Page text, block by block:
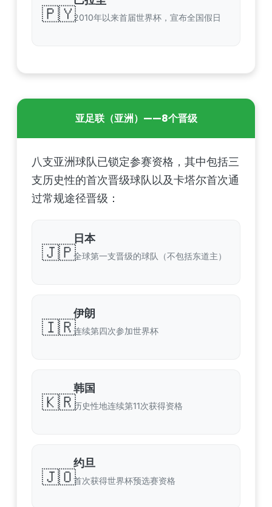
🇵🇾2010年以来首届世界杯，宣布全国假日
亚足联（亚洲）——8个晋级
八支亚洲球队已锁定参赛资格，其中包括三
支历史性的首次晋级球队以及卡塔尔首次通
过常规途径晋级：
🇯🇵
日本
全球第一支晋级的球队（不包括东道主）
🇮🇷
伊朗
连续第四次参加世界杯
🇰🇷
韩国
历史性地连续第11次获得资格
🇯🇴
约旦
首次获得世界杯预选赛资格